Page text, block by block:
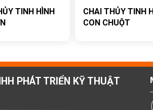
TINH HÌNH
CHAI THỦY TINH
CON CHUỘT
PHÁT TRIỂN KỸ THUẬT